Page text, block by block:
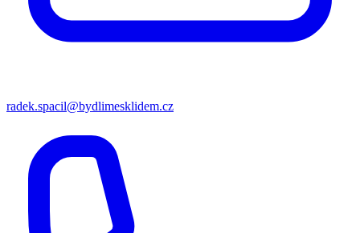
radek.spacil@bydlimesklidem.cz